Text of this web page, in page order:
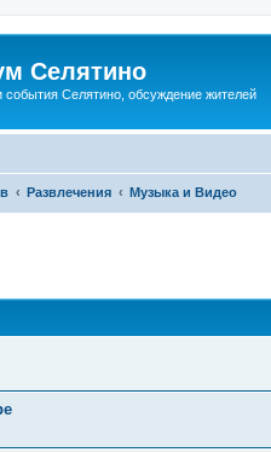
Селятино
события Селятино, обсуждение жителей
Развлечения Музыка и Видео